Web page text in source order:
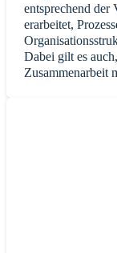
entsprechend der
erarbeitet,
Dabei gilt es
Zusammenarbeit